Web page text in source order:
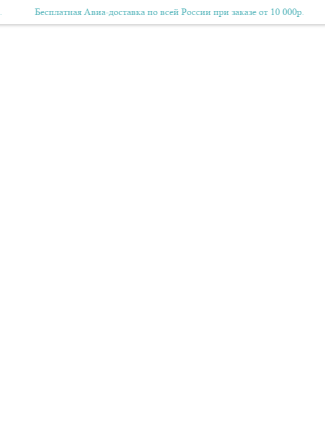
от 10 000р. Бесплатная Авиа-доставка по всей России при заказе от
Авиа-доставка по всей России при заказе от 10 000р.